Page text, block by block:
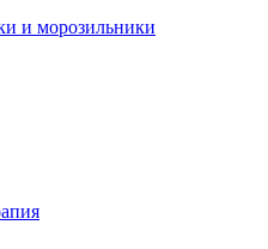
и морозильники